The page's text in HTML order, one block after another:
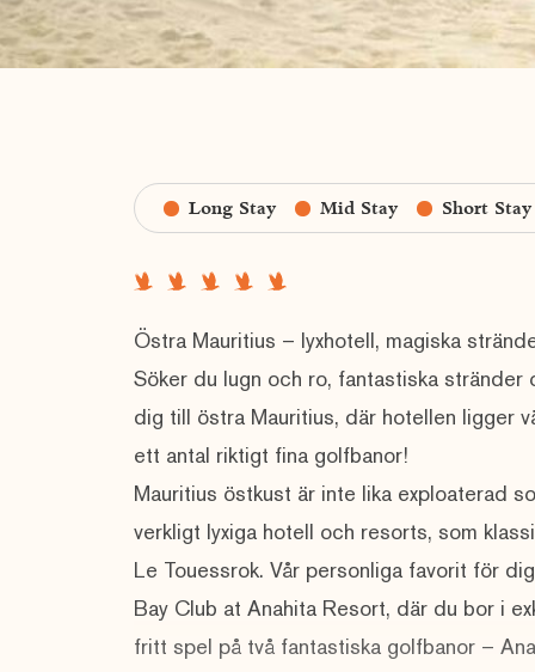
Long Stay Mid Stay Short Stay
Östra Mauritius – lyxhotell, magiska
Söker du lugn och ro, fantastiska
dig till östra Mauritius, där hotellen ligger
ett antal riktigt fina golfbanor!
Mauritius östkust är inte lika exploaterad
verkligt lyxiga hotell och resorts, som
Le Touessrok. Vår personliga favorit för
Bay Club at Anahita Resort, där du bor i
fritt spel på två fantastiska golfbanor –